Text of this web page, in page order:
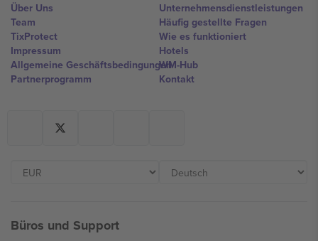
Über Uns
Team
TixProtect
Impressum
Allgemeine Geschäftsbedingungen
Partnerprogramm
Unternehmensdienstleistungen
Häufig gestellte Fragen
Wie es funktioniert
Hotels
WM-Hub
Kontakt
Büros und Support